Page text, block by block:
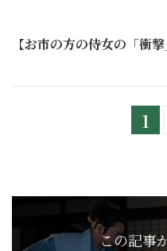
【お市の方の侍女の「衝
1
この記事